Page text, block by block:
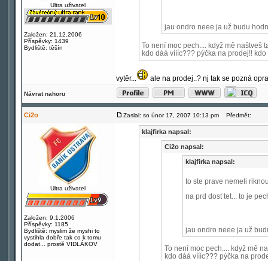
Ultra uživatel
Založen: 21.12.2006
Příspěvky: 1439
Bydliště: těšín
jau ondro neee ja už budu
To není moc pech.... když mě naštveš
kdo dáá víííc??? pýčka na prodej!!
vytěr... ale na prodej..? nj tak se pozná
Návrat nahoru
Ci2o Zaslal: so únor 17, 2007 10:13 pm Předmět:
Ultra uživatel
Založen: 9.1.2006
Příspěvky: 1185
Bydliště: myslim že myshi to
vystihla dobře tak co k tomu
dodat... prostě VIDLÁKOV
klajfirka napsal:
Ci2o napsal:
klajfirka napsal:
to ste prave nemeli
na prd dost tet... to je
jau ondro neee ja už
To není moc pech.... když mě
kdo dáá víííc??? pýčka na